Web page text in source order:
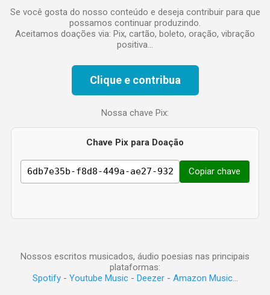
Se você gosta do nosso conteúdo e deseja contribuir para que
possamos continuar produzindo.
Aceitamos doações via: Pix, cartão, boleto, oração, vibração
positiva...
Clique e contribua
Nossa chave Pix:
Chave Pix para Doação
Copiar chave
Nossos escritos musicados, áudio poesias nas principais
plataformas:
Spotify- Youtube Music- Deezer- Amazon Music...